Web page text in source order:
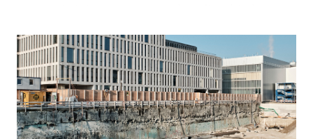
sotterranea. Ma si ha un’impressione a tutto
tondo solo grazie al calcestruzzo magro stesso:
si tratta di un calcestruzzo di classe 2, con più
del 3% di sostanze estranee, costituito da
materiale di demolizione riciclato. In questo
caso riciclato, tra l’altro, dal calcestruzzo